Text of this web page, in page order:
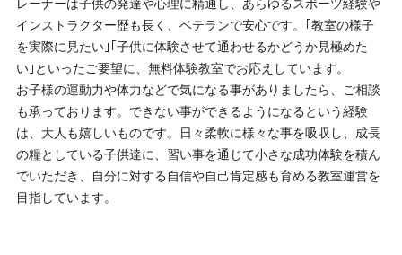
レーナーは子供の発達や心理に精通し、あらゆるスポーツ経験や
インストラクター歴も長く、ベテランで安心です。｢教室の様子
を実際に見たい｣｢子供に体験させて通わせるかどうか見極めた
い｣といったご要望に、無料体験教室でお応えしています。
お子様の運動力や体力などで気になる事がありましたら、ご相談
も承っております。できない事ができるようになるという経験
は、大人も嬉しいものです。日々柔軟に様々な事を吸収し、成長
の糧としている子供達に、習い事を通じて小さな成功体験を積ん
でいただき、自分に対する自信や自己肯定感も育める教室運営を
目指しています。